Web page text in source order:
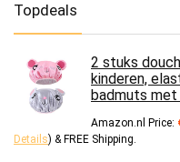
Topdeals
2 stuks
kinderen,
badmuts
Amazon.nl Price:
Details) & FREE Shipping.